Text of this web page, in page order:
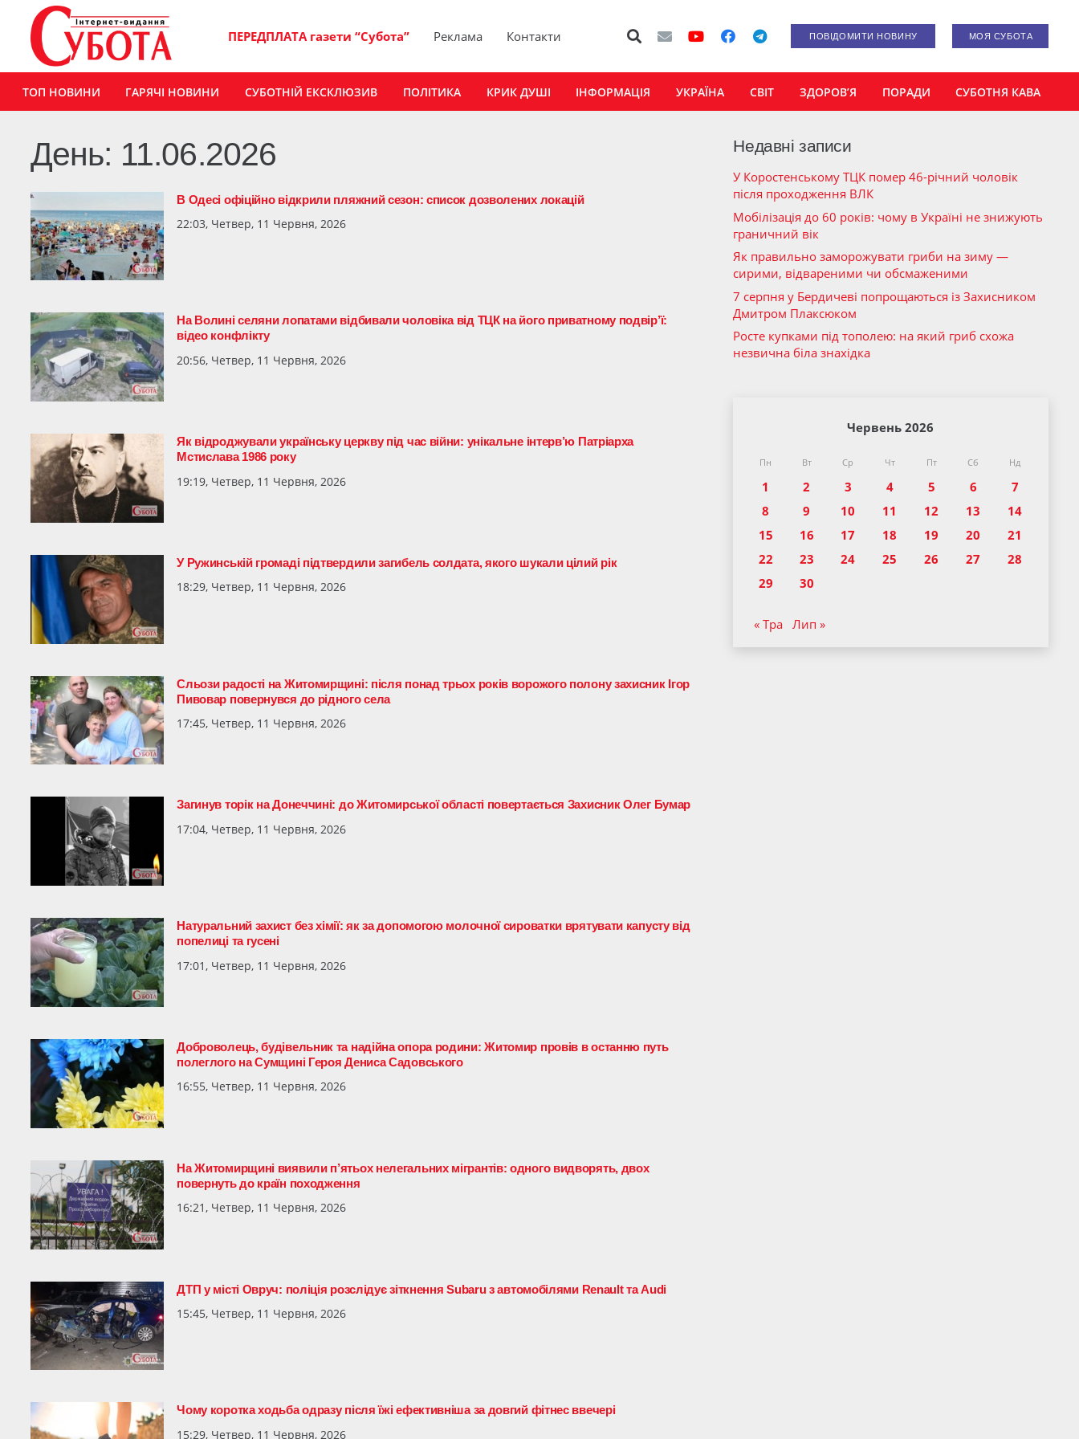
ПЕРЕДПЛАТА газети “Субота” Реклама Контакти ПОВІДОМИТИ НОВИНУ МОЯ СУБОТА
ТОП НОВИНИ ГАРЯЧІ НОВИНИ СУБОТНІЙ ЕКСКЛЮЗИВ ПОЛІТИКА КРИК ДУШІ ІНФОРМАЦІЯ УКРАЇНА СВІТ ЗДОРОВ’Я ПОРАДИ СУБОТНЯ КАВА
День: 11.06.2026
В Одесі офіційно відкрили пляжний сезон: список дозволених локацій
22:03, Четвер, 11 Червня, 2026
На Волині селяни лопатами відбивали чоловіка від ТЦК на його приватному подвір’ї:
відео конфлікту
20:56, Четвер, 11 Червня, 2026
Як відроджували українську церкву під час війни: унікальне інтерв’ю Патріарха
Мстислава 1986 року
19:19, Четвер, 11 Червня, 2026
У Ружинській громаді підтвердили загибель солдата, якого шукали цілий рік
18:29, Четвер, 11 Червня, 2026
Сльози радості на Житомирщині: після понад трьох років ворожого полону захисник Ігор
Пивовар повернувся до рідного села
17:45, Четвер, 11 Червня, 2026
Загинув торік на Донеччині: до Житомирської області повертається Захисник Олег Бумар
17:04, Четвер, 11 Червня, 2026
Натуральний захист без хімії: як за допомогою молочної сироватки врятувати капусту від
попелиці та гусені
17:01, Четвер, 11 Червня, 2026
Доброволець, будівельник та надійна опора родини: Житомир провів в останню путь
полеглого на Сумщині Героя Дениса Садовського
16:55, Четвер, 11 Червня, 2026
На Житомирщині виявили п’ятьох нелегальних мігрантів: одного видворять, двох
повернуть до країн походження
16:21, Четвер, 11 Червня, 2026
ДТП у місті Овруч: поліція розслідує зіткнення Subaru з автомобілями Renault та Audi
15:45, Четвер, 11 Червня, 2026
Чому коротка ходьба одразу після їжі ефективніша за довгий фітнес ввечері
15:29, Четвер, 11 Червня, 2026
Недавні записи
У Коростенському ТЦК помер 46-річний чоловік
після проходження ВЛК
Мобілізація до 60 років: чому в Україні не знижують
граничний вік
Як правильно заморожувати гриби на зиму —
сирими, відвареними чи обсмаженими
7 серпня у Бердичеві попрощаються із Захисником
Дмитром Плаксюком
Росте купками під тополею: на який гриб схожа
незвична біла знахідка
Червень 2026
Пн Вт Ср Чт Пт Сб Нд
1 2 3 4 5 6
7
8
9 10 11 12 13
14
15
16 17 18 19 20
21
22
23 24 25 26 27
28
29
30
« Тра Лип »